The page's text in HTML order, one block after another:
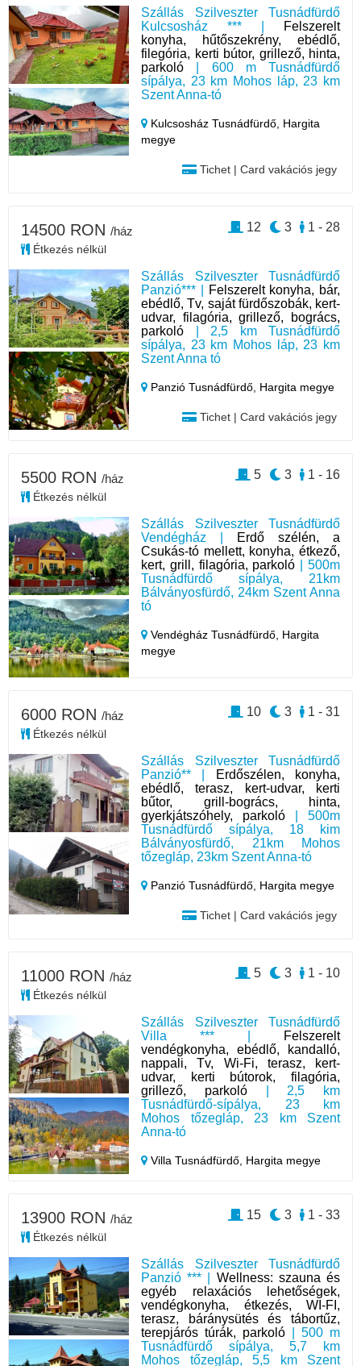
Szállás Szilveszter Tusnádfürdő
Kulcsosház *** |
Felszerelt
konyha, hűtőszekrény, ebédlő,
filegória, kerti bútor, grillező, hinta,
parkoló | 600 m Tusnádfürdő
sípálya, 23 km Mohos láp, 23 km
Szent Anna-tó
Kulcsosház Tusnádfürdő, Hargita
megye
Tichet | Card vakációs jegy
Szállás Szilveszter Tusnádfürdő
Panzió*** |
Felszerelt konyha, bár,
ebédlő, Tv, saját fürdőszobák, kert-
udvar, filagória, grillező, bogrács,
parkoló | 2,5 km Tusnádfürdő
sípálya, 23 km Mohos láp, 23 km
Szent Anna tó
Panzió Tusnádfürdő, Hargita megye
Tichet | Card vakációs jegy
14500 RON /ház
Étkezés nélkül
1 - 28
3
12
Szállás Szilveszter Tusnádfürdő
Vendégház |
Erdő szélén, a
Csukás-tó mellett, konyha, étkező,
kert, grill, filagória, parkoló | 500m
Tusnádfürdő sípálya, 21km
Bálványosfürdő, 24km Szent Anna
tó
Vendégház Tusnádfürdő, Hargita
megye
5500 RON /ház
Étkezés nélkül
1 - 16
3
5
Szállás Szilveszter Tusnádfürdő
Panzió** |
Erdőszélen, konyha,
ebédlő, terasz, kert-udvar, kerti
bűtor, grill-bogrács, hinta,
gyerkjátszóhely, parkoló | 500m
Tusnádfürdő sípálya, 18 kim
Bálványosfürdő, 21km Mohos
tőzegláp, 23km Szent Anna-tó
Panzió Tusnádfürdő, Hargita megye
Tichet | Card vakációs jegy
6000 RON /ház
Étkezés nélkül
1 - 31
3
10
Szállás Szilveszter Tusnádfürdő
Villa *** |
Felszerelt
vendégkonyha, ebédlő, kandalló,
nappali, Tv, Wi-Fi, terasz, kert-
udvar, kerti bútorok, filagória,
grillező, parkoló| 2,5 km
Tusnádfürdő-sípálya, 23 km
Mohos tőzegláp, 23 km Szent
Anna-tó
Villa Tusnádfürdő, Hargita megye
11000 RON /ház
Étkezés nélkül
1 - 10
3
5
Szállás Szilveszter Tusnádfürdő
Panzió *** | Wellness: szauna és
egyéb relaxációs lehetőségek,
vendégkonyha, étkezés, WI-FI,
terasz, báránysütés és tábortűz,
terepjárós túrák, parkoló | 500 m
Tusnádfürdő sípálya, 5,7 km
Mohos tőzegláp, 5,5 km Szent
13900 RON /ház
Étkezés nélkül
1 - 33
3
15